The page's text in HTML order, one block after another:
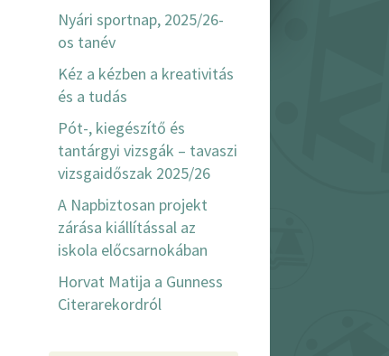
Nyári sportnap, 2025/26-
os tanév
Kéz a kézben a kreativitás
és a tudás
Pót-, kiegészítő és
tantárgyi vizsgák – tavaszi
vizsgaidőszak 2025/26
A Napbiztosan projekt
zárása kiállítással az
iskola előcsarnokában
Horvat Matija a Gunness
Citerarekordról